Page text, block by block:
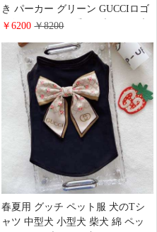
き パーカー グリーン GUCCIロゴ
口紅デザイン 可愛い ブランド 大
ナー 暖かい 防寒
￥6200￥8200
春夏用 グッチ ペット服 犬のTシ
ャツ 中型犬 小型犬 柴犬 綿 ペッ